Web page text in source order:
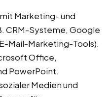
Marketing- und
CRM-Systeme, Google
Mail-Marketing-Tools).
Office,
PowerPoint.
Medien und